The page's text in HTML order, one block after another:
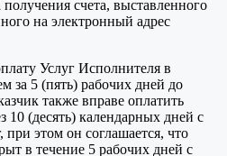
счета, выставленного
на электронный адрес
Услуг Исполнителя в
за 5 (пять) рабочих дней до
также вправе оплатить
10 (десять) календарных дней с
при этом он соглашается, что
в течение 5 рабочих дней с